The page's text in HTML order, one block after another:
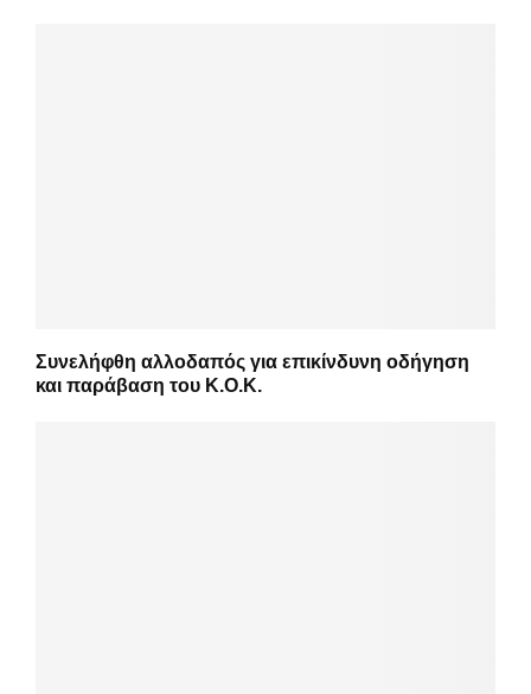
Συνελήφθη αλλοδαπός για επικίνδυνη οδήγηση
και παράβαση του Κ.Ο.Κ.